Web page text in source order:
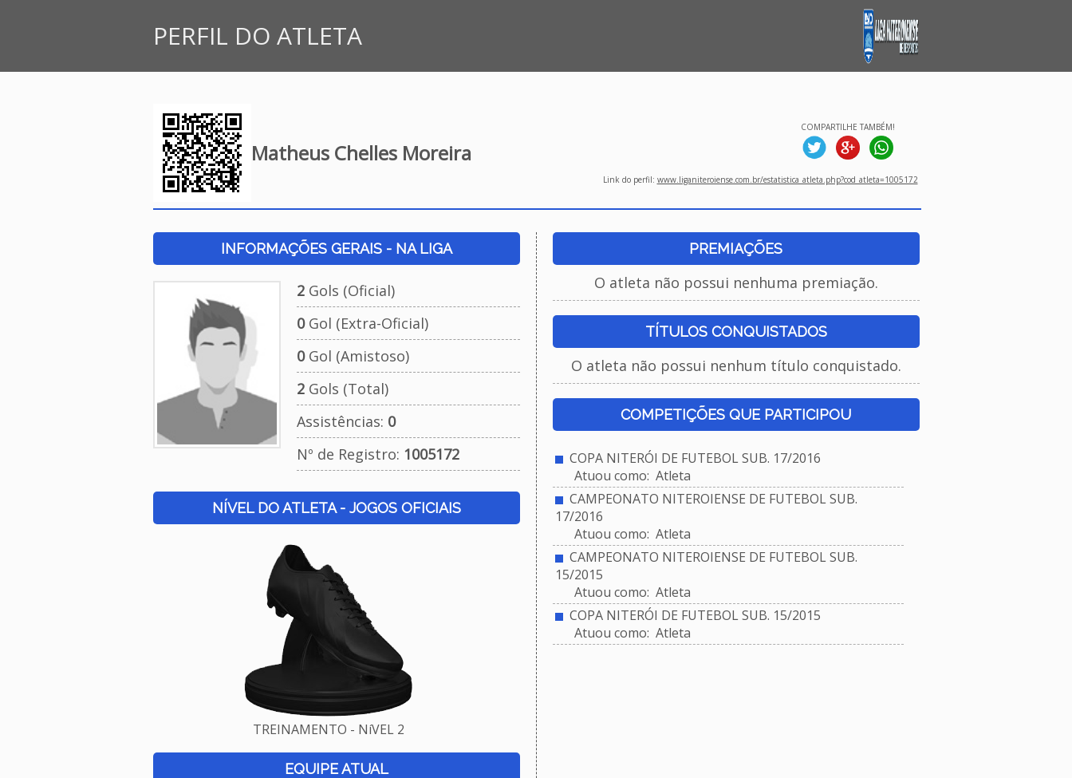
PERFIL DO ATLETA
Matheus Chelles Moreira
COMPARTILHE TAMBÉM!
Link do perfil: www.liganiteroiense.com.br/estatistica_atleta.php?cod_atleta=1005172
INFORMAÇÕES GERAIS - NA LIGA
2Gols (Oficial)
0Gol (Extra-Oficial)
0Gol (Amistoso)
2Gols (Total)
Assistências: 0
Nº de Registro: 1005172
NÍVEL DO ATLETA - JOGOS OFICIAIS
TREINAMENTO - NíVEL 2
EQUIPE ATUAL
PREMIAÇÕES
O atleta não possui nenhuma premiação.
TÍTULOS CONQUISTADOS
O atleta não possui nenhum título conquistado.
COMPETIÇÕES QUE PARTICIPOU
COPA NITERÓI DE FUTEBOL SUB. 17/2016
Atuou como: Atleta
CAMPEONATO NITEROIENSE DE FUTEBOL SUB.
17/2016
Atuou como: Atleta
CAMPEONATO NITEROIENSE DE FUTEBOL SUB.
15/2015
Atuou como: Atleta
COPA NITERÓI DE FUTEBOL SUB. 15/2015
Atuou como: Atleta